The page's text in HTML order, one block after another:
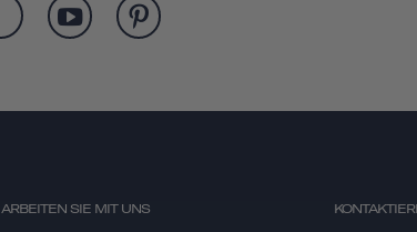
ARBEITEN SIE MIT UNS